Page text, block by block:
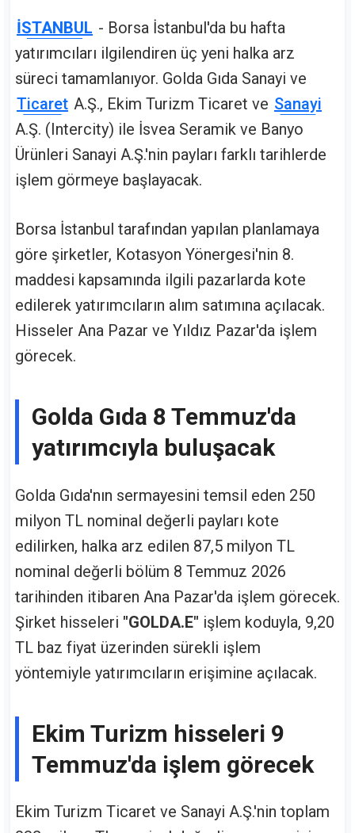
İSTANBUL - Borsa İstanbul'da bu hafta
yatırımcıları ilgilendiren üç yeni halka arz
süreci tamamlanıyor. Golda Gıda Sanayi ve
Ticaret A.Ş., Ekim Turizm Ticaret ve Sanayi
A.Ş. (Intercity) ile İsvea Seramik ve Banyo
Ürünleri Sanayi A.Ş.'nin payları farklı tarihlerde
işlem görmeye başlayacak.
Borsa İstanbul tarafından yapılan planlamaya
göre şirketler, Kotasyon Yönergesi'nin 8.
maddesi kapsamında ilgili pazarlarda kote
edilerek yatırımcıların alım satımına açılacak.
Hisseler Ana Pazar ve Yıldız Pazar'da işlem
görecek.
Golda Gıda 8 Temmuz'da
yatırımcıyla buluşacak
Golda Gıda'nın sermayesini temsil eden 250
milyon TL nominal değerli payları kote
edilirken, halka arz edilen 87,5 milyon TL
nominal değerli bölüm 8 Temmuz 2026
tarihinden itibaren Ana Pazar'da işlem görecek.
Şirket hisseleri "GOLDA.E" işlem koduyla, 9,20
TL baz fiyat üzerinden sürekli işlem
yöntemiyle yatırımcıların erişimine açılacak.
Ekim Turizm hisseleri 9
Temmuz'da işlem görecek
Ekim Turizm Ticaret ve Sanayi A.Ş.'nin toplam